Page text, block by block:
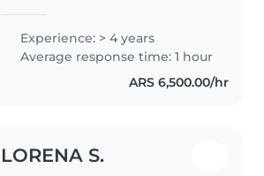
gustaría saber más sobre mi,
ponete en contacto conmigo.
Experience: > 4 years
Average response time: 1 hour
ARS 6,500.00/hr
LORENA S.